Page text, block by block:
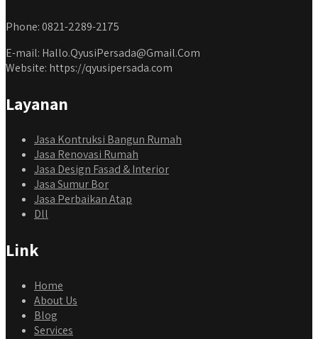
Phone: 0821-2289-2175
E-mail: Hallo.QyusiPersada@Gmail.Com
Website: https://qyusipersada.com
Layanan
Jasa Kontruksi Bangun Rumah
Jasa Renovasi Rumah
Jasa Design Fasad & Interior
Jasa Sumur Bor
Jasa Perbaikan Atap
Dll
Link
Home
About Us
Blog
Services